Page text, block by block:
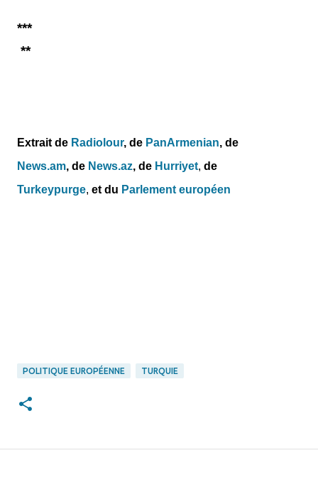
***
**
Extrait de Radiolour, de PanArmenian, de
News.am, de News.az, de Hurriyet, de
Turkeypurge, et du Parlement européen
POLITIQUE EUROPÉENNE TURQUIE